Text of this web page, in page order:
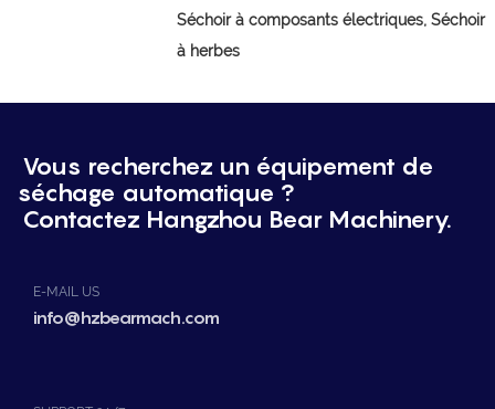
Séchoir à composants électriques, Séchoir
à herbes
Vous recherchez un équipement de
séchage automatique ?
Contactez Hangzhou Bear Machinery.
E-MAIL US
info@hzbearmach.com